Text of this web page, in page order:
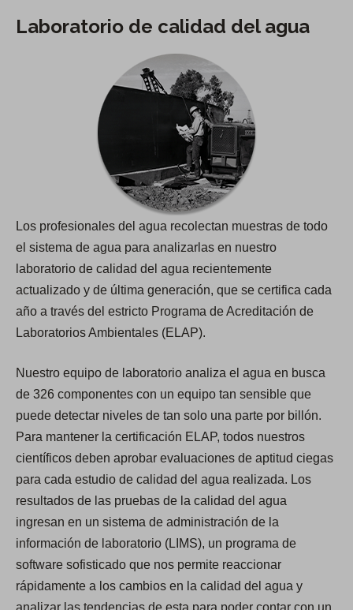
Laboratorio de calidad del agua
Los profesionales del agua recolectan muestras de todo
el sistema de agua para analizarlas en nuestro
laboratorio de calidad del agua recientemente
actualizado y de última generación, que se certifica cada
año a través del estricto Programa de Acreditación de
Laboratorios Ambientales (ELAP).
Nuestro equipo de laboratorio analiza el agua en busca
de 326 componentes con un equipo tan sensible que
puede detectar niveles de tan solo una parte por billón.
Para mantener la certificación ELAP, todos nuestros
científicos deben aprobar evaluaciones de aptitud ciegas
para cada estudio de calidad del agua realizada. Los
resultados de las pruebas de la calidad del agua
ingresan en un sistema de administración de la
información de laboratorio (LIMS), un programa de
software sofisticado que nos permite reaccionar
rápidamente a los cambios en la calidad del agua y